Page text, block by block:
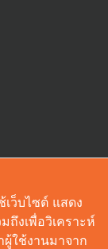
ว็บไซต์ แสดง
งเพื่อวิเคราะห์
ผู้ใช้งานมาจาก